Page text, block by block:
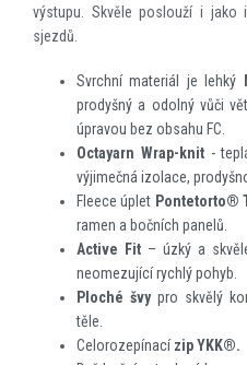
výstupu. Skvěle poslouží i jako
sjezdů.
Svrchní materiál je lehký
prodyšný a odolný vůči
úpravou bez obsahu FC.
Octayarn Wrap-knit-
výjimečná izolace,
Fleece úplet Pontetorto®
ramen a bočních panelů.
Active Fit – úzký a
neomezující rychlý pohyb.
Ploché švypro skvělý
těle.
Celorozepínacízip YKK®.